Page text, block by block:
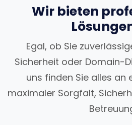
Wir bieten
Egal, ob Sie
Sicherheit oder Domain-
uns finden Sie alles an
maximaler Sorgfalt,